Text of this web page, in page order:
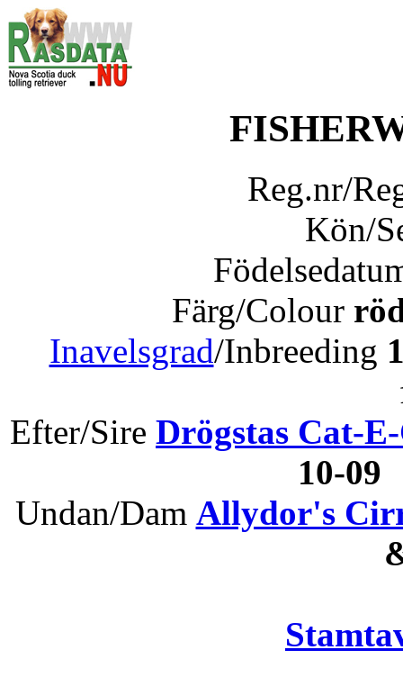
Reg.nr/
Kön/
Färg/Colour
Inavelsgrad/Inbreeding
Efter/Sire Drögstas Cat-
10-
Undan/Dam Allydor's